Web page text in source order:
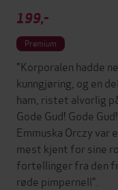
199,-
Premium
"Korporalen hadde
kunngjøring, og en
ham, ristet alvorlig
Gode Gud! Gode
Emmuska Orczy
mest kjent for sine
fortellinger fra den
røde pimpernell".